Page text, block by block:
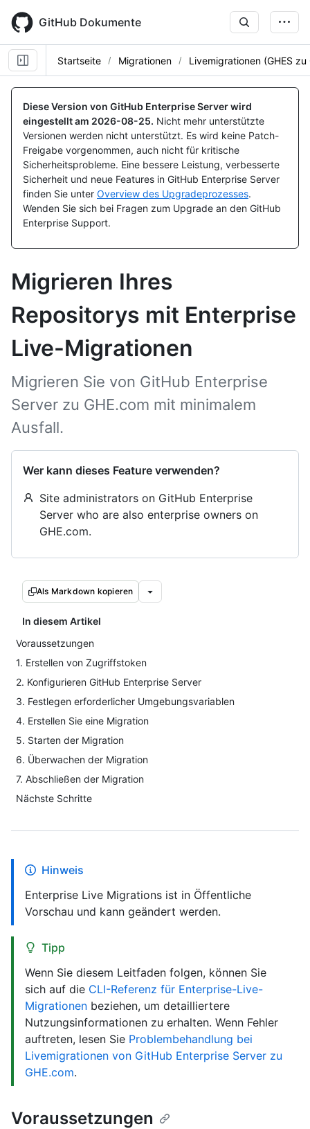
main
content
GitHub Dokumente
Startseite Migrationen Livemigrationen (GHES zu
Diese Version von GitHub Enterprise Server wird
eingestellt am 2026-08-25. Nicht mehr unterstützte
Versionen werden nicht unterstützt. Es wird keine Patch-
Freigabe vorgenommen, auch nicht für kritische
Sicherheitsprobleme. Eine bessere Leistung, verbesserte
Sicherheit und neue Features in GitHub Enterprise Server
finden Sie unter Overview des Upgradeprozesses.
Wenden Sie sich bei Fragen zum Upgrade an den GitHub
Enterprise Support.
Migrieren Ihres
Repositorys mit Enterprise
Live-Migrationen
Migrieren Sie von GitHub Enterprise
Server zu GHE.com mit minimalem
Ausfall.
Wer kann dieses Feature verwenden?
Site administrators on GitHub Enterprise
Server who are also enterprise owners on
GHE.com.
Als Markdown kopieren
In diesem Artikel
Voraussetzungen
1. Erstellen von Zugriffstoken
2. Konfigurieren GitHub Enterprise Server
3. Festlegen erforderlicher Umgebungsvariablen
4. Erstellen Sie eine Migration
5. Starten der Migration
6. Überwachen der Migration
7. Abschließen der Migration
Nächste Schritte
Hinweis
Enterprise Live Migrations ist in Öffentliche
Vorschau und kann geändert werden.
Tipp
Wenn Sie diesem Leitfaden folgen, können Sie
sich auf die CLI-Referenz für Enterprise-Live-
Migrationen beziehen, um detailliertere
Nutzungsinformationen zu erhalten. Wenn Fehler
auftreten, lesen Sie Problembehandlung bei
Livemigrationen von GitHub Enterprise Server zu
GHE.com.
Voraussetzungen